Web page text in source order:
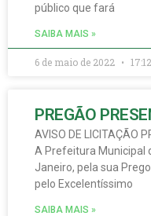
público que fará
SAIBA MAIS »
6 de maio de 2022 17:12
PREGÃO
AVISO DE LICITAÇÃO
A Prefeitura Municipal
Janeiro, pela sua
pelo Excelentíssimo
SAIBA MAIS »